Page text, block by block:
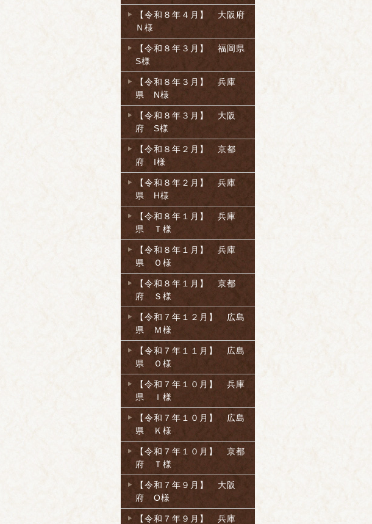
【令和８年４月】 大阪府
Ｎ様
【令和８年３月】 福岡県
S様
【令和８年３月】 兵庫
県 N様
【令和８年３月】 大阪
府 S様
【令和８年２月】 京都
府 I様
【令和８年２月】 兵庫
県 H様
【令和８年１月】 兵庫
県 Ｔ様
【令和８年１月】 兵庫
県 Ｏ様
【令和８年１月】 京都
府 Ｓ様
【令和７年１２月】 広島
県 Ｍ様
【令和７年１１月】 広島
県 Ｏ様
【令和７年１０月】 兵庫
県 Ｉ様
【令和７年１０月】 広島
県 Ｋ様
【令和７年１０月】 京都
府 Ｔ様
【令和７年９月】 大阪
府 O様
【令和７年９月】 兵庫